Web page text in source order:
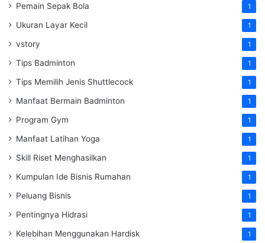
Pemain Sepak Bola 1
Ukuran Layar Kecil 1
vstory 1
Tips Badminton 1
Tips Memilih Jenis Shuttlecock 1
Manfaat Bermain Badminton 1
Program Gym 1
Manfaat Latihan Yoga 1
Skill Riset Menghasilkan 1
Kumpulan Ide Bisnis Rumahan 1
Peluang Bisnis 1
Pentingnya Hidrasi 1
Kelebihan Menggunakan Hardisk 1